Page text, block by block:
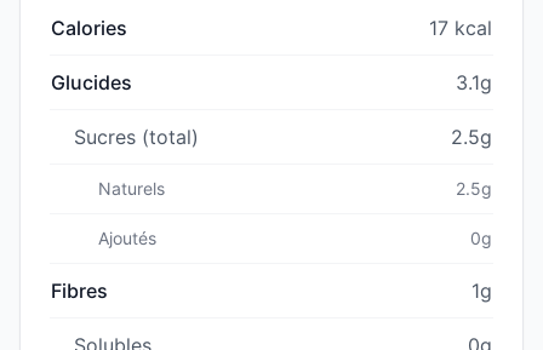
Calories 17 kcal
Glucides 3.1g
Sucres (total) 2.5g
Naturels 2.5g
Ajoutés 0g
Fibres 1g
Solubles 0g